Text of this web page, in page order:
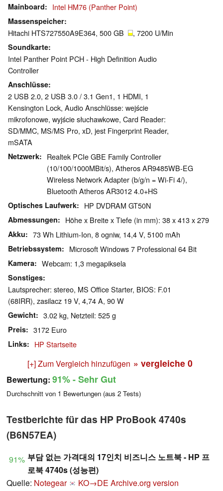
Mainboard Intel HM76 (Panther Point)
Massenspeicher
Hitachi HTS727550A9E364, 500 GB , 7200 U/Min
Soundkarte
Intel Panther Point PCH - High Definition Audio
Controller
Anschlüsse
2 USB 2.0, 2 USB 3.0 / 3.1 Gen1, 1 HDMI, 1
Kensington Lock, Audio Anschlüsse: wejście
mikrofonowe, wyjście słuchawkowe, Card Reader:
SD/MMC, MS/MS Pro, xD, jest Fingerprint Reader,
mSATA
Netzwerk
Realtek PCIe GBE Family Controller
(10/100/1000MBit/s), Atheros AR9485WB-EG
Wireless Network Adapter (b/g/n = Wi-Fi 4/),
Bluetooth Atheros AR3012 4.0+HS
Optisches Laufwerk HP DVDRAM GT50N
Abmessungen Höhe x Breite x Tiefe (in mm): 38 x 413 x 279
Akku 73 Wh Lithium-Ion, 8 ogniw, 14,4 V, 5100 mAh
Betriebssystem Microsoft Windows 7 Professional 64 Bit
Kamera Webcam: 1,3 megapiksela
Sonstiges
Lautsprecher: stereo, MS Office Starter, BIOS: F.01
(68IRR), zasilacz 19 V, 4,74 A, 90 W
Gewicht 3.02 kg, Netzteil: 525 g
Preis 3172 Euro
Links HP Startseite
[+] Zum Vergleich hinzufügen » vergleiche 0
Bewertung: 91%- Sehr Gut
Durchschnitt von 1 Bewertungen (aus 2 Tests)
Testberichte für das HP ProBook 4740s
(B6N57EA)
91% 부담 없는 가격대의 17인치 비즈니스 노트북 - HP 프
로북 4740s (성능편)
Quelle: Notegear KO→DE Archive.org version